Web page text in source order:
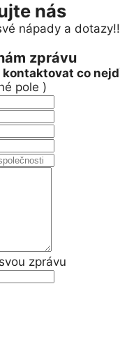
nás
nápady a dotazy!!
zprávu
kontaktovat co
pole )
zprávu